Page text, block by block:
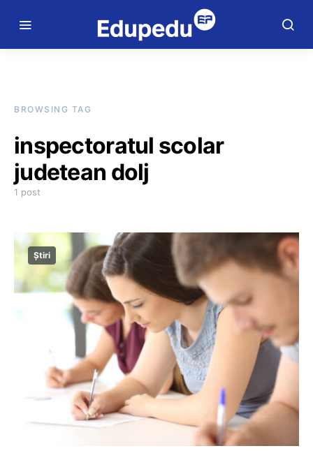
BROWSING TAG
inspectoratul scolar
judetean dolj
1 post
Știri